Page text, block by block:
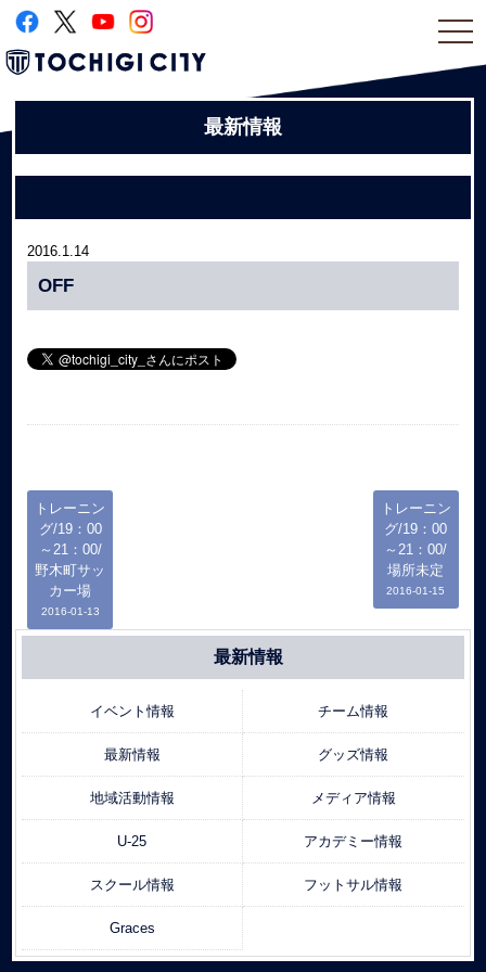
最新情報
2016.1.14
OFF
トレーニン
グ/19：00
～21：00/
野木町サッ
カー場
2016-01-13
トレーニン
グ/19：00
～21：00/
場所未定
2016-01-15
最新情報
イベント情報 チーム情報
最新情報 グッズ情報
地域活動情報 メディア情報
U-25 アカデミー情報
スクール情報 フットサル情報
Graces